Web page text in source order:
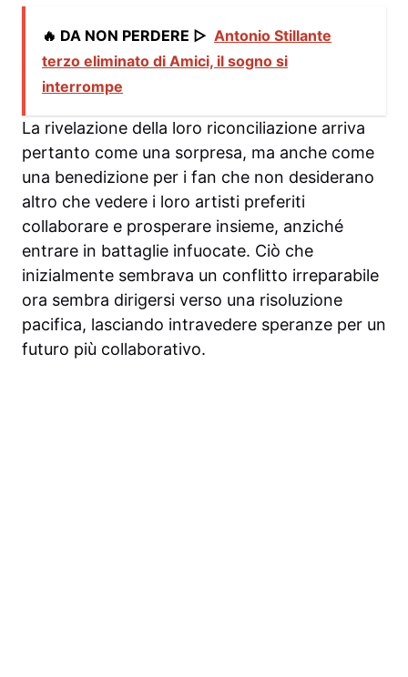
🔥 DA NON PERDERE ▷ Antonio Stillante
terzo eliminato di Amici, il sogno si
interrompe
La rivelazione della loro riconciliazione arriva
pertanto come una sorpresa, ma anche come
una benedizione per i fan che non desiderano
altro che vedere i loro artisti preferiti
collaborare e prosperare insieme, anziché
entrare in battaglie infuocate. Ciò che
inizialmente sembrava un conflitto irreparabile
ora sembra dirigersi verso una risoluzione
pacifica, lasciando intravedere speranze per un
futuro più collaborativo.